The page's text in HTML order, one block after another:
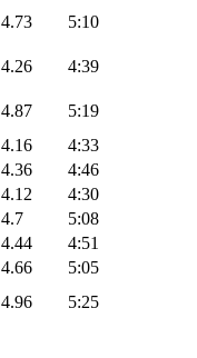
4.73
5:10
4.26
4:39
4.87
5:19
4.16
4:33
4.36
4:46
4.12
4:30
4.7
5:08
4.44
4:51
4.66
5:05
4.96
5:25